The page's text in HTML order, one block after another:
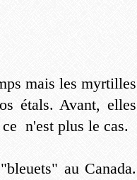
mais les myrtilles
étals. Avant, elles
n'est plus le cas.
au Canada.